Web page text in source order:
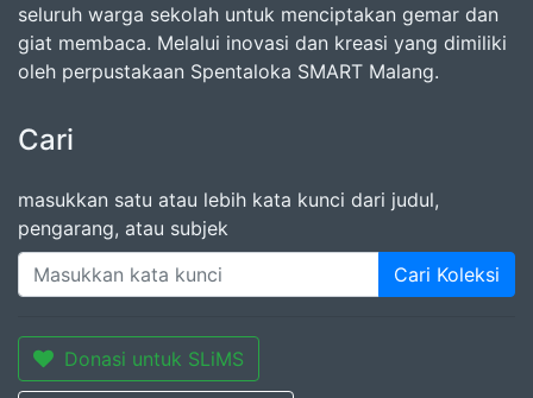
seluruh warga sekolah untuk menciptakan gemar dan
giat membaca. Melalui inovasi dan kreasi yang dimiliki
oleh perpustakaan Spentaloka SMART Malang.
Cari
masukkan satu atau lebih kata kunci dari judul,
pengarang, atau subjek
Cari Koleksi
Donasi untuk SLiMS